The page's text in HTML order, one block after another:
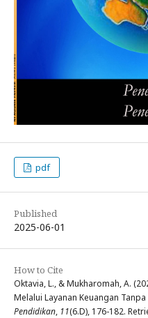
pdf
Published
2025-06-01
How to Cite
Oktavia, L., & Mukharomah, A.
Melalui Layanan Keuangan Tanpa
Pendidikan, 11(6.D), 176-182.